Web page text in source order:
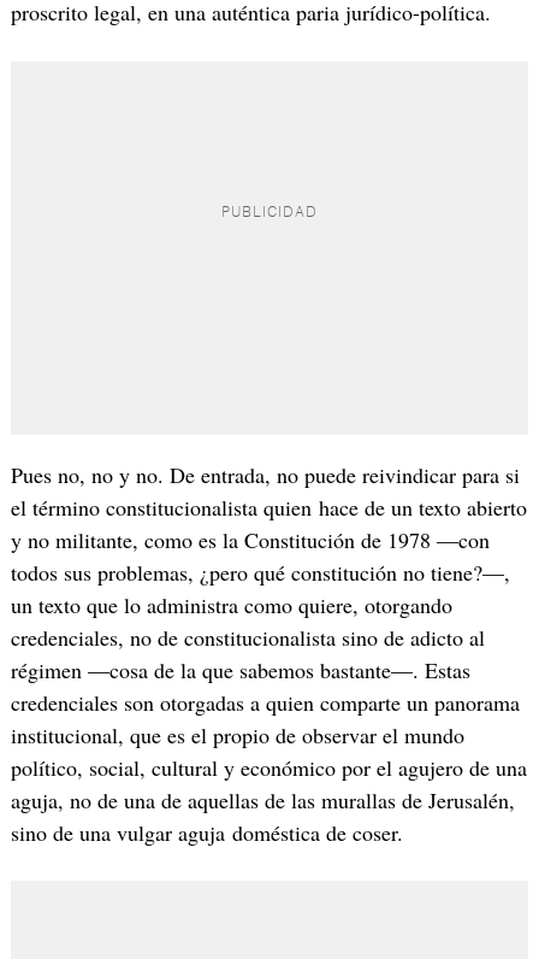
proscrito legal, en una auténtica paria jurídico-política.
Pues no, no y no. De entrada, no puede reivindicar para si
el término constitucionalista quien hace de un texto abierto
y no militante, como es la Constitución de 1978 —con
todos sus problemas, ¿pero qué constitución no tiene?—,
un texto que lo administra como quiere, otorgando
credenciales, no de constitucionalista sino de adicto al
régimen —cosa de la que sabemos bastante—. Estas
credenciales son otorgadas a quien comparte un panorama
institucional, que es el propio de observar el mundo
político, social, cultural y económico por el agujero de una
aguja, no de una de aquellas de las murallas de Jerusalén,
sino de una vulgar aguja doméstica de coser.